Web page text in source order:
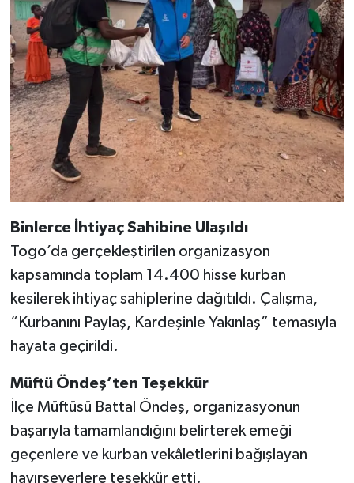
Binlerce İhtiyaç Sahibine Ulaşıldı
Togo’da gerçekleştirilen organizasyon
kapsamında toplam 14.400 hisse kurban
kesilerek ihtiyaç sahiplerine dağıtıldı. Çalışma,
“Kurbanını Paylaş, Kardeşinle Yakınlaş” temasıyla
hayata geçirildi.
Müftü Öndeş’ten Teşekkür
İlçe Müftüsü Battal Öndeş, organizasyonun
başarıyla tamamlandığını belirterek emeği
geçenlere ve kurban vekâletlerini bağışlayan
hayırseverlere teşekkür etti.